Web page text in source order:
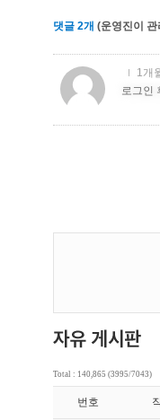
댓글 2개 (운영진이
Total : 140,865 (3995/7043)
번호